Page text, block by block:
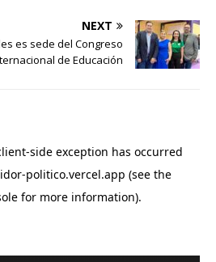
NEXT
es sede del Congreso
de Educación